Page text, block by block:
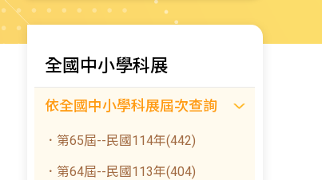
全國中小學科展
依全國中小學科展屆次查詢
．第65屆--民國114年(442)
．第64屆--民國113年(404)